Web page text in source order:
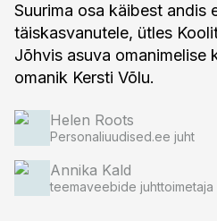
Suurima osa käibest andis
täiskasvanutele, ütles
Jõhvis asuva omanimelise
omanik Kersti Võlu.
Helen Roots
Personaliuudised.ee juht
Annika Kald
teemaveebide juhttoimetaja